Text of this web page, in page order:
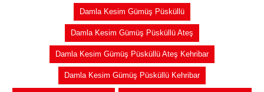
Damla Kesim Gümüş Püsküllü
Damla Kesim Gümüş Püsküllü Ateş
Damla Kesim Gümüş Püsküllü Ateş Kehribar
Damla Kesim Gümüş Püsküllü Kehribar